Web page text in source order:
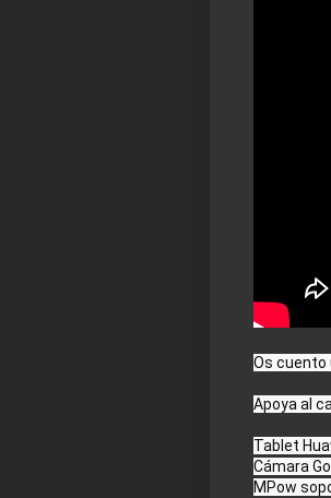
Os cuento
Apoya al
Tablet
Cámara
MPow